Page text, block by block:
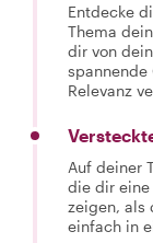
Entdecke
Thema
dir von
spannende
Relevanz
Auf deiner
die dir eine
zeigen, als
einfach in